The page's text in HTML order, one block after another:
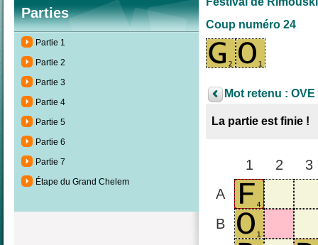
Parties
Partie 1
Partie 2
Partie 3
Partie 4
Partie 5
Partie 6
Partie 7
Étape du Grand Chelem
Coup numéro 24
Mot retenu :
La partie est finie !
1 2
3
A
B